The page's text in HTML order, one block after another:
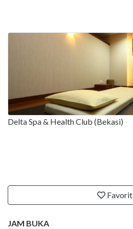
Delta Spa & Health Club (Bekasi)
Favorit
JAM BUKA